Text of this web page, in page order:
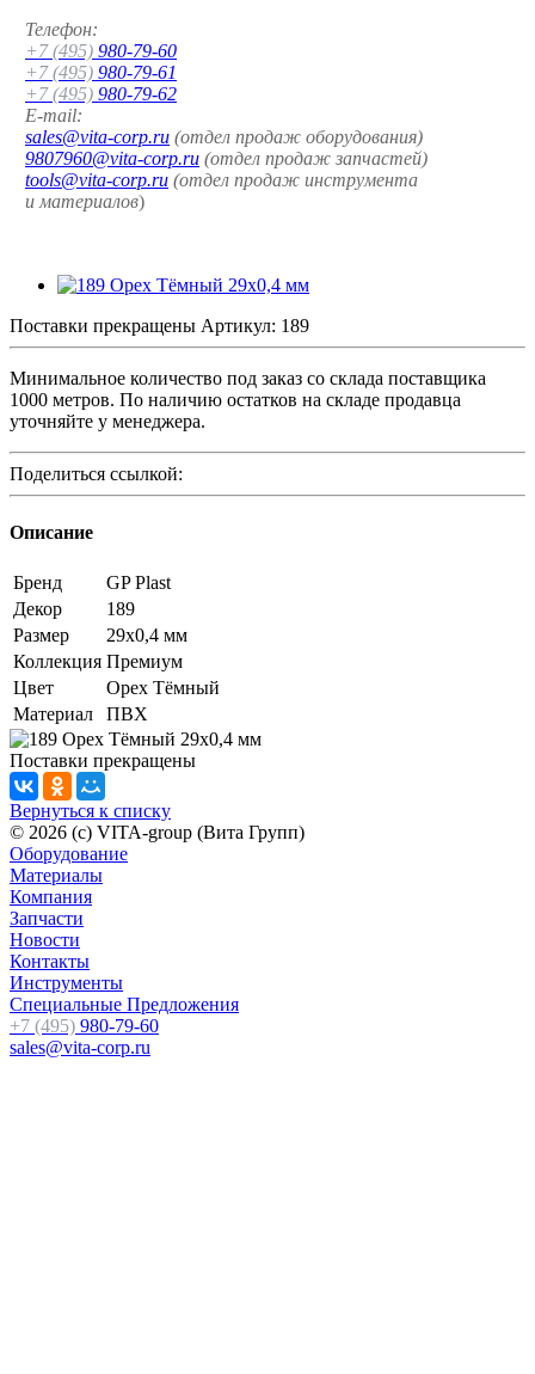
Телефон:
+7 (495) 980-79-60
+7 (495) 980-79-61
+7 (495) 980-79-62
E-mail:
sales@vita-corp.ru (отдел продаж оборудования)
9807960@vita-corp.ru (отдел продаж запчастей)
tools@vita-corp.ru (отдел продаж инструмента
и материалов)
Поставки прекращены Артикул: 189
Минимальное количество под заказ со склада поставщика
1000 метров. По наличию остатков на складе продавца
уточняйте у менеджера.
Поделиться ссылкой:
Описание
Бренд
GP Plast
Декор
189
Размер
29x0,4 мм
Коллекция Премиум
Цвет
Орех Тёмный
Материал
ПВХ
Поставки прекращены
Вернуться к списку
© 2026 (c) VITA-group (Вита Групп)
Оборудование
Материалы
Компания
Запчасти
Новости
Контакты
Инструменты
Специальные Предложения
+7 (495) 980-79-60
sales@vita-corp.ru